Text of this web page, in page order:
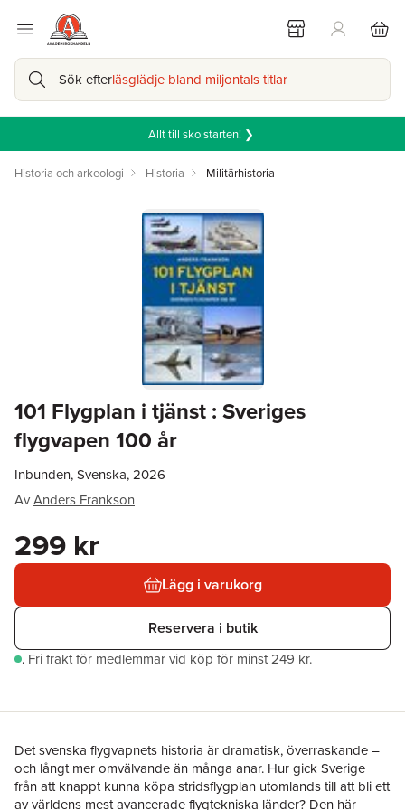
Sök efterläsglädje bland miljontals titlar
Allt till skolstarten! ❯
Historia och arkeologi Historia Militärhistoria
101 Flygplan i tjänst : Sveriges
flygvapen 100 år
Inbunden, Svenska, 2026
AvAnders Frankson
299 kr
Lägg i varukorg
Reservera i butik
. Fri frakt för medlemmar vid köp för minst 249 kr.
Det svenska flygvapnets historia är dramatisk, överraskande –
och långt mer omvälvande än många anar. Hur gick Sverige
från att knappt kunna köpa stridsflygplan utomlands till att bli ett
av världens mest avancerade flygtekniska länder? Den här